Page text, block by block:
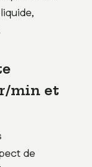
min et
de